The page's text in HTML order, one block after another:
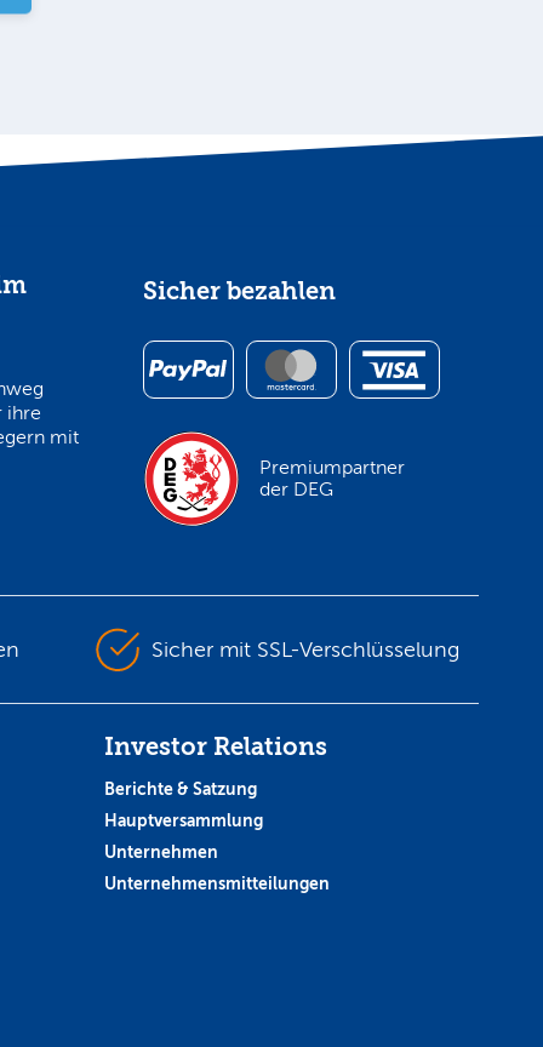
ihre
mit
Sicher bezahlen
Premiumpartner
der DEG
Sicher mit SSL-Verschlüsselung
Investor Relations
Berichte & Satzung
Hauptversammlung
Unternehmen
Unternehmensmitteilungen